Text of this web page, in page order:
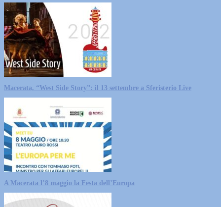
Macerata, “West Side Story”: il 13 settembre a Sferisterio Live
A Macerata l’8 maggio la Festa dell’Europa